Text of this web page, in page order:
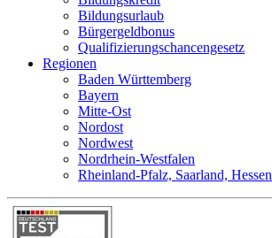
Bildungsurlaub
Bürgergeldbonus
Qualifizierungschancengesetz
Regionen
Baden Württemberg
Bayern
Mitte-Ost
Nordost
Nordwest
Nordrhein-Westfalen
Rheinland-Pfalz, Saarland, Hessen